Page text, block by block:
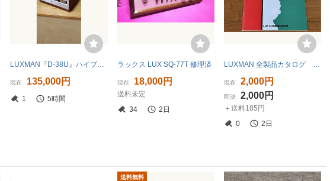
LUXMAN『D-38U』ハイブリッドCDプレイヤー ( ワンオーナー商品 )
現在 135,000円
1 5時間
ラックス LUX SQ-77T 修理済
現在 18,000円
送料未定
34
2日
LUXMAN 全製品カタログ 1981年版
現在 2,000円
即決 2,000円
＋送料185円
0
2日
送料無料